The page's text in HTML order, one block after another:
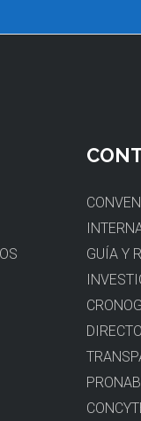
GUÍA Y